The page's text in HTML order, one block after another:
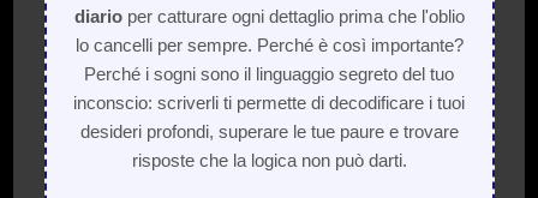
diarioper catturare ogni dettaglio prima che l'oblio
lo cancelli per sempre. Perché è così importante?
Perché i sogni sono il linguaggio segreto del tuo
inconscio: scriverli ti permette di decodificare i tuoi
desideri profondi, superare le tue paure e trovare
risposte che la logica non può darti.